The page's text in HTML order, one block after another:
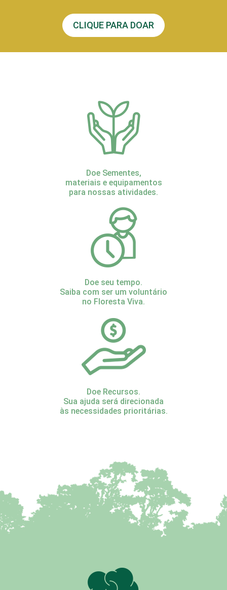
CLIQUE PARA DOAR
Doe Sementes,
materiais e equipamentos
para nossas atividades.
Doe seu tempo.
Saiba com ser um voluntário
no Floresta Viva.
Doe Recursos.
Sua ajuda será direcionada
às necessidades prioritárias.